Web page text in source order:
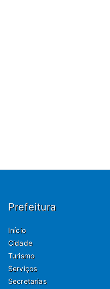
Prefeitura
Início
Cidade
Turismo
Serviços
Secretarias